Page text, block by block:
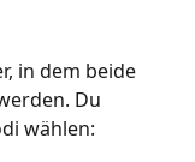
in dem beide
Du
wählen: